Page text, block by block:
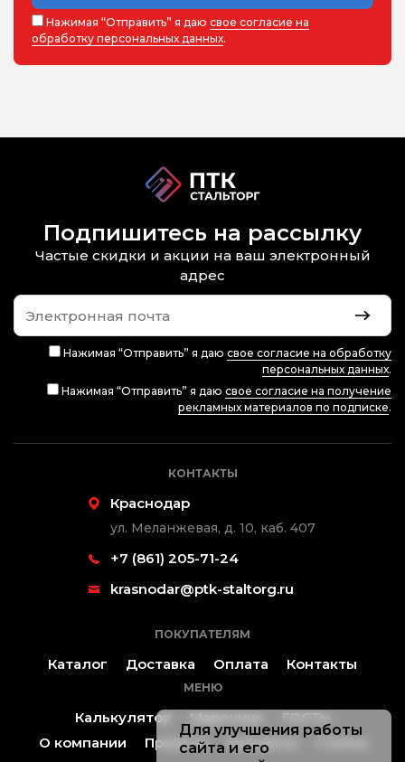
Нажимая “Отправить” я даю свое согласие на
обработку персональных данных.
Подпишитесь на рассылку
Частые скидки и акции на ваш электронный
адрес
Нажимая “Отправить” я даю свое согласие на обработку
персональных данных.
Нажимая “Отправить” я даю свое согласие на получение
рекламных материалов по подписке.
КОНТАКТЫ
Краснодар
ул. Меланжевая, д. 10, каб. 407
+7 (861) 205-71-24
krasnodar@ptk-staltorg.ru
ПОКУПАТЕЛЯМ
Каталог Доставка Оплата Контакты
МЕНЮ
Калькулятор Марочник
ГОСТы
О компании
Проекты Контакты
Для улучшения работы
сайта и его